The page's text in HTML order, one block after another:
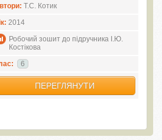
Т.С. Котик
2014
Робочий зошит до підручника І.Ю.
Костікова
6
ПЕРЕГЛЯНУТИ